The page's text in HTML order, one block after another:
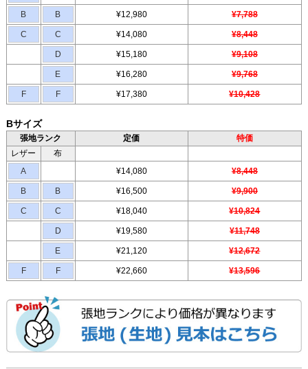
B B ¥12,980 ¥7,788
C C ¥14,080 ¥8,448
D ¥15,180 ¥9,108
E ¥16,280 ¥9,768
F F ¥17,380 ¥10,428
Bサイズ
張地ランク 定価
特価
レザー
布
A
¥14,080 ¥8,448
B B ¥16,500 ¥9,900
C C ¥18,040 ¥10,824
D ¥19,580 ¥11,748
E ¥21,120 ¥12,672
F F ¥22,660 ¥13,596